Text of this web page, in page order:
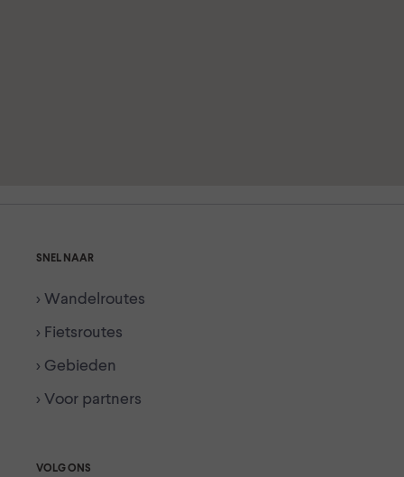
SNEL NAAR
> Wandelroutes
> Fietsroutes
> Gebieden
> Voor partners
VOLG ONS